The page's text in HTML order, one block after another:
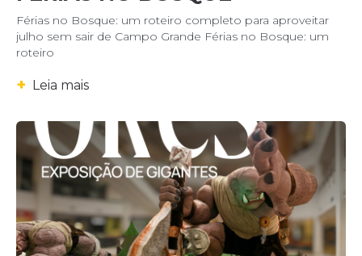
Férias no Bosque: um roteiro completo para aproveitar
julho sem sair de Campo Grande Férias no Bosque: um
roteiro
+ Leia mais